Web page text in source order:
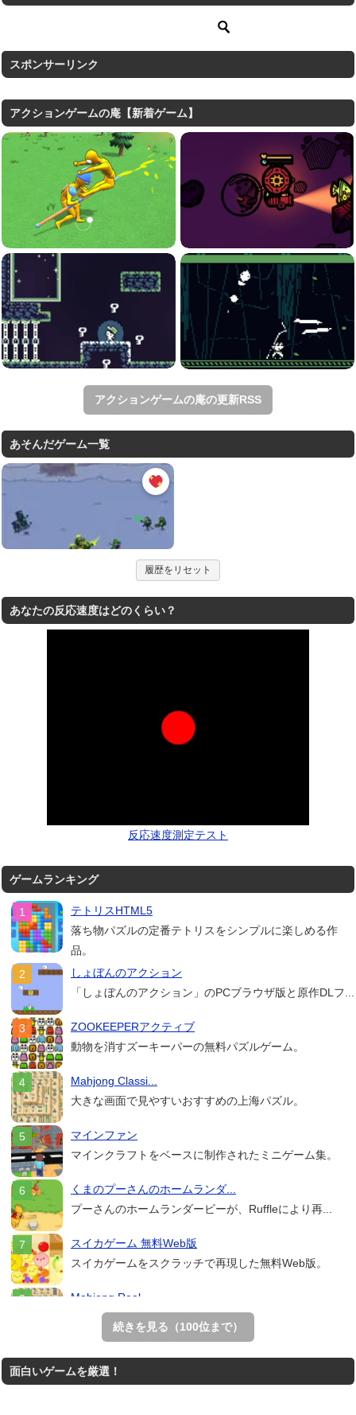
スポンサーリンク
アクションゲームの庵【新着ゲーム】
アクションゲームの庵の更新RSS
あそんだゲーム一覧
履歴をリセット
あなたの反応速度はどのくらい？
反応速度測定テスト
ゲームランキング
テトリスHTML5
落ち物パズルの定番テトリスをシンプルに楽しめる作
品。
しょぼんのアクション
「しょぼんのアクション」のPCブラウザ版と原作DLフ...
ZOOKEEPERアクティブ
動物を消すズーキーパーの無料パズルゲーム。
Mahjong Classi...
大きな画面で見やすいおすすめの上海パズル。
マインファン
マインクラフトをベースに制作されたミニゲーム集。
くまのプーさんのホームランダ...
プーさんのホームランダービーが、Ruffleにより再...
スイカゲーム 無料Web版
スイカゲームをスクラッチで再現した無料Web版。
Mahjong Real
リアルな麻雀牌を使う18種類の上海ゲーム。
王国を構築していく放置系のシミュレーションゲーム。
続きを見る（100位まで）
面白いゲームを厳選！